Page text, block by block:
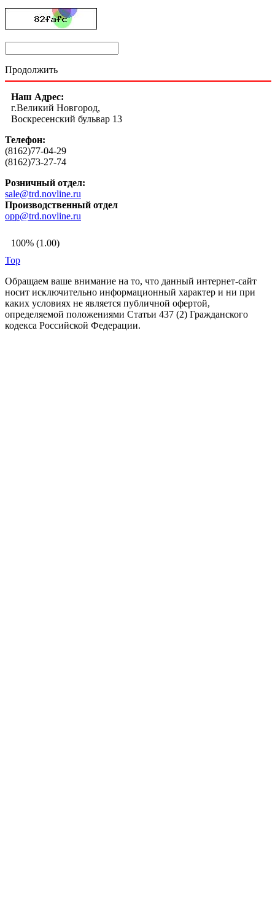
Продолжить
Наш Адрес:
г.Великий Новгород,
Воскресенский бульвар 13
Телефон:
(8162)77-04-29
(8162)73-27-74
Розничный отдел:
sale@trd.novline.ru
Производственный отдел
opp@trd.novline.ru
100% (1.00)
Top
Обращаем ваше внимание на то, что данный интернет-сайт
носит исключительно информационный характер и ни при
каких условиях не является публичной офертой,
определяемой положениями Статьи 437 (2) Гражданского
кодекса Российской Федерации.